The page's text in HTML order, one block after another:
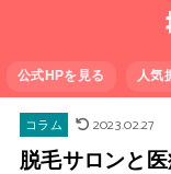
公式HPを見る 人気
コラム
2023.02.27
脱毛サロンと